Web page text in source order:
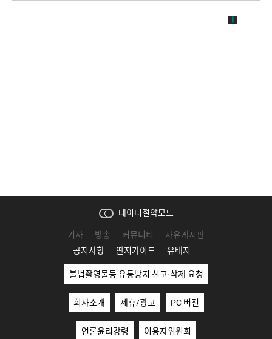
데이터절약모드
기사 방송 커뮤니티
자유게시판
공지사항
딴지가이드 유배지
불법촬영물등 유통방지 신고·삭제 요청
회사소개 제휴/광고 PC 버전
언론윤리강령 이용자위원회